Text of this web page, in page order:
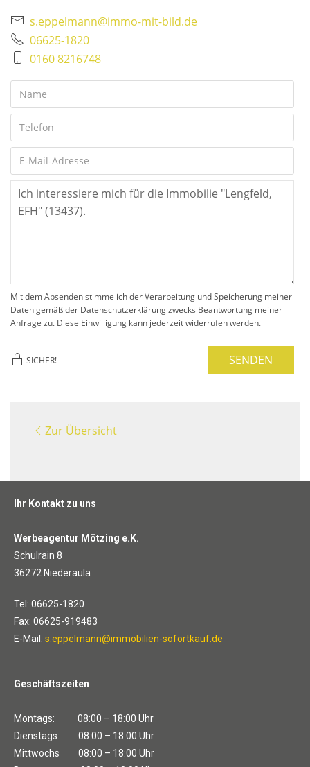
s.eppelmann@immo-mit-bild.de
06625-1820
0160 8216748
Mit dem Absenden stimme ich der Verarbeitung und Speicherung meiner
Daten gemäß der Datenschutzerklärung zwecks Beantwortung meiner
Anfrage zu. Diese Einwilligung kann jederzeit widerrufen werden.
SICHER! SENDEN
Zur Übersicht
Ihr Kontakt zu uns
Werbeagentur Mötzing e.K.
Schulrain 8
36272 Niederaula
Tel: 06625-1820
Fax: 06625-919483
E-Mail: s.eppelmann@immobilien-sofortkauf.de
Geschäftszeiten
Montags: 08:00 – 18:00 Uhr
Dienstags: 08:00 – 18:00 Uhr
Mittwochs 08:00 – 18:00 Uhr